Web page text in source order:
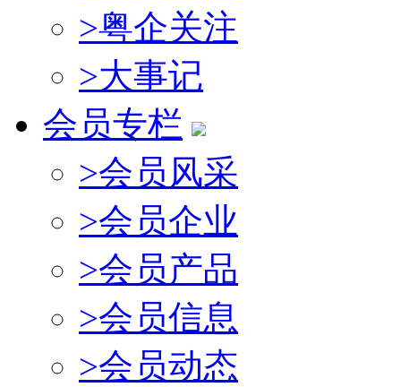
>粤企关注
>大事记
会员专栏
>会员风采
>会员企业
>会员产品
>会员信息
>会员动态